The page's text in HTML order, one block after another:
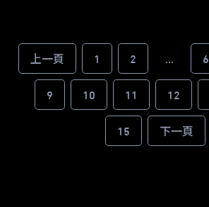
上一頁 1 2 ... 6
9 10 11 12
15 下一頁